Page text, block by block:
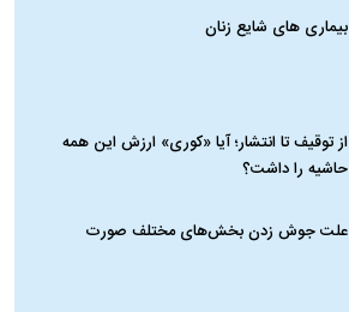
بیماری‌ های شایع زنان
از توقیف تا انتشار؛ آیا «کوری» ارزش این همه
حاشیه را داشت؟
علت جوش زدن بخش‌های مختلف صورت